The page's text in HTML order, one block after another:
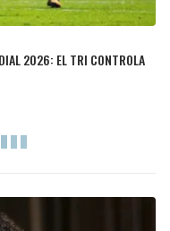
2026: EL TRI CONTROLA